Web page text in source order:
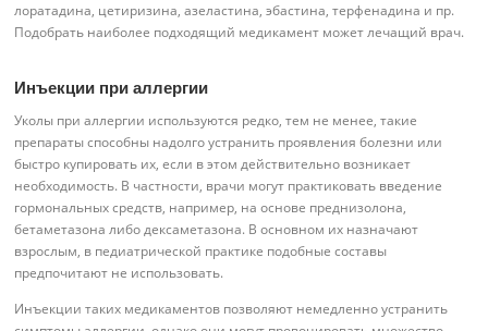
лоратадина, цетиризина, азеластина, эбастина, терфенадина и пр.
Подобрать наиболее подходящий медикамент может лечащий врач.
Инъекции при аллергии
Уколы при аллергии используются редко, тем не менее, такие
препараты способны надолго устранить проявления болезни или
быстро купировать их, если в этом действительно возникает
необходимость. В частности, врачи могут практиковать введение
гормональных средств, например, на основе преднизолона,
бетаметазона либо дексаметазона. В основном их назначают
взрослым, в педиатрической практике подобные составы
предпочитают не использовать.
Инъекции таких медикаментов позволяют немедленно устранить